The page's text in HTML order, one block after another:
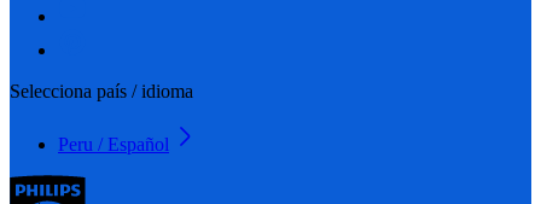
Selecciona país / idioma
Peru / Español